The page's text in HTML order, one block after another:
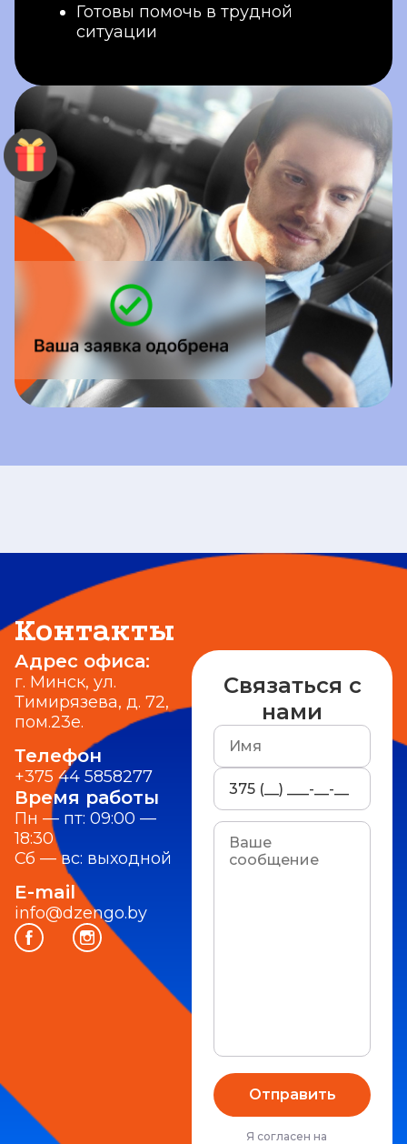
Готовы помочь в трудной
ситуации
Контакты
Адрес офиса:
г. Минск, ул.
Тимирязева, д. 72,
пом.23е.
Телефон
+375 44 5858277
Время работы
Пн — пт: 09:00 —
18:30
Сб — вс: выходной
E-mail
info@dzengo.by
Связаться с
нами
Я согласен на